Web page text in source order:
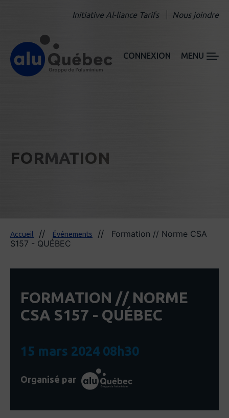
Initiative Al-liance Tarifs Nous joindre
CONNEXION MENU
FORMATION
Accueil Événements
Formation // Norme CSA
S157 - QUÉBEC
FORMATION // NORME
CSA S157 - QUÉBEC
15 mars 2024 08h30
Organisé par